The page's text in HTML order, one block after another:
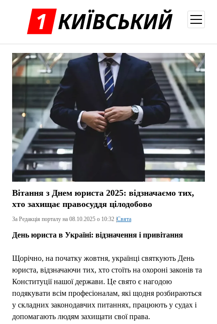
меню
Вітання з Днем юриста 2025: відзначаємо тих,
хто захищає правосуддя цілодобово
За Редакція порталу на 08.10.2025 о 10:32 | Свята
День юриста в Україні: відзначення і привітання
Щорічно, на початку жовтня, українці святкують День
юриста, відзначаючи тих, хто стоїть на охороні законів та
Конституції нашої держави. Це свято є нагодою
подякувати всім професіоналам, які щодня розбираються
у складних законодавчих питаннях, працюють у судах і
допомагають людям захищати свої права.